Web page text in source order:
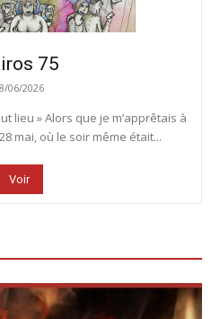
75
06/2026
lieu » Alors que je m’apprêtais à
mai, où le soir même était...
Voir